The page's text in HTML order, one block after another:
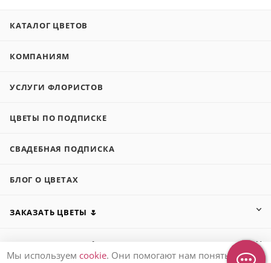
КАТАЛОГ ЦВЕТОВ
КОМПАНИЯМ
УСЛУГИ ФЛОРИСТОВ
ЦВЕТЫ ПО ПОДПИСКЕ
СВАДЕБНАЯ ПОДПИСКА
БЛОГ О ЦВЕТАХ
ЗАКАЗАТЬ ЦВЕТЫ 🌷
ПОДАРИТЬ БУКЕТ 💐
Мы используем cookie. Они помогают нам понять, как вы